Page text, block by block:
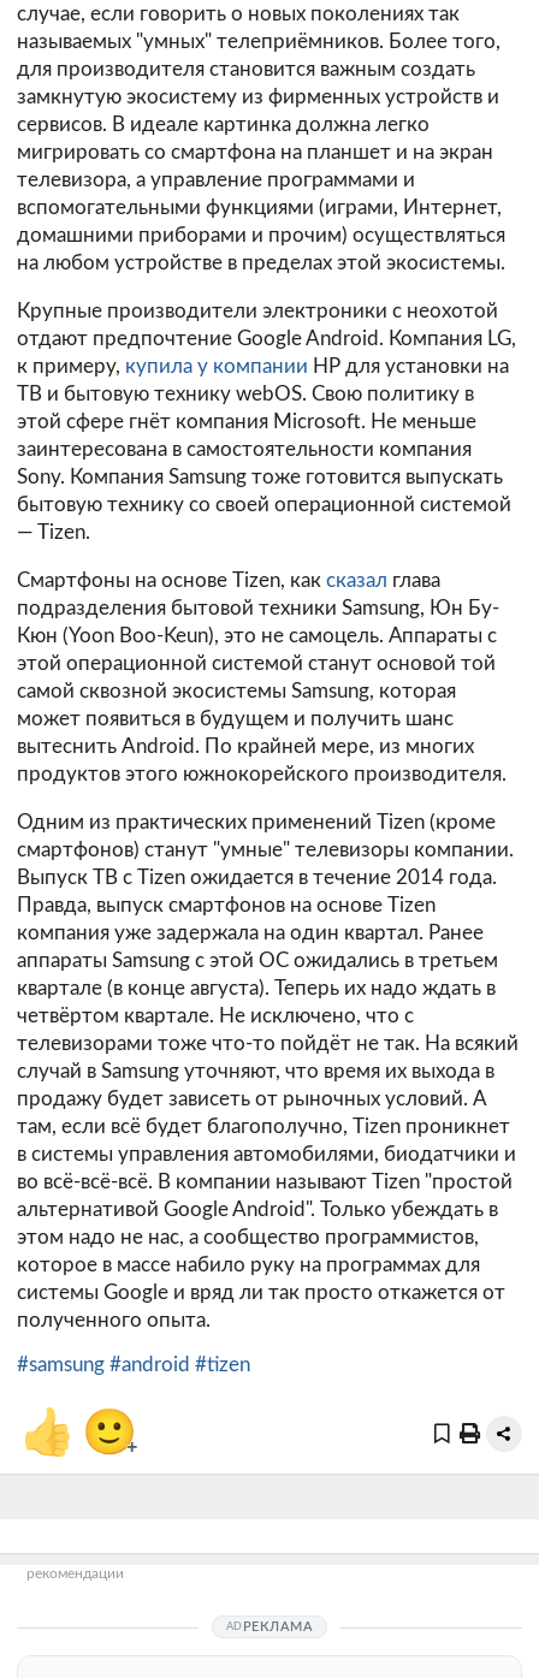
случае, если говорить о новых поколениях так
называемых "умных" телеприёмников. Более того,
для производителя становится важным создать
замкнутую экосистему из фирменных устройств и
сервисов. В идеале картинка должна легко
мигрировать со смартфона на планшет и на экран
телевизора, а управление программами и
вспомогательными функциями (играми, Интернет,
домашними приборами и прочим) осуществляться
на любом устройстве в пределах этой экосистемы.
Крупные производители электроники с неохотой
отдают предпочтение Google Android. Компания LG,
к примеру, купила у компании HP для установки на
ТВ и бытовую технику webOS. Свою политику в
этой сфере гнёт компания Microsoft. Не меньше
заинтересована в самостоятельности компания
Sony. Компания Samsung тоже готовится выпускать
бытовую технику со своей операционной системой
— Tizen.
Смартфоны на основе Tizen, как сказал глава
подразделения бытовой техники Samsung, Юн Бу-
Кюн (Yoon Boo-Keun), это не самоцель. Аппараты с
этой операционной системой станут основой той
самой сквозной экосистемы Samsung, которая
может появиться в будущем и получить шанс
вытеснить Android. По крайней мере, из многих
продуктов этого южнокорейского производителя.
Одним из практических применений Tizen (кроме
смартфонов) станут "умные" телевизоры компании.
Выпуск ТВ с Tizen ожидается в течение 2014 года.
Правда, выпуск смартфонов на основе Tizen
компания уже задержала на один квартал. Ранее
аппараты Samsung с этой ОС ожидались в третьем
квартале (в конце августа). Теперь их надо ждать в
четвёртом квартале. Не исключено, что с
телевизорами тоже что-то пойдёт не так. На всякий
случай в Samsung уточняют, что время их выхода в
продажу будет зависеть от рыночных условий. А
там, если всё будет благополучно, Tizen проникнет
в системы управления автомобилями, биодатчики и
во всё-всё-всё. В компании называют Tizen "простой
альтернативой Google Android". Только убеждать в
этом надо не нас, а сообщество программистов,
которое в массе набило руку на программах для
системы Google и вряд ли так просто откажется от
полученного опыта.
#samsung #android #tizen
👍 🙂
+
рекомендации
РЕКЛАМА